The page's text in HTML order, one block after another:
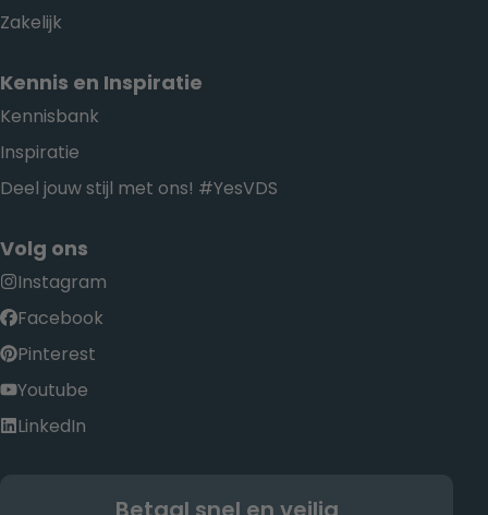
Zakelijk
Kennis en Inspiratie
Kennisbank
Inspiratie
Deel jouw stijl met ons! #YesVDS
Volg ons
Instagram
Facebook
Pinterest
Youtube
LinkedIn